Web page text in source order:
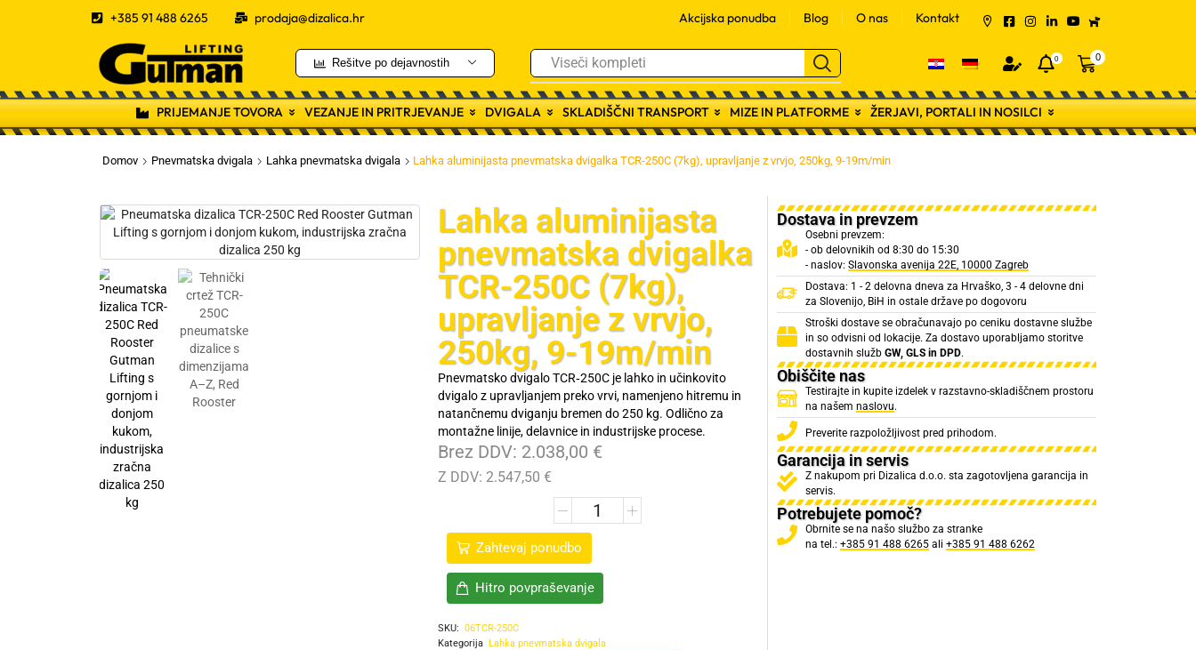
+385 91 488 6265 prodaja@dizalica.hr Akcijska ponudba Blog O nas Kontakt
Rešitve po dejavnostih Viseči kompleti 0 0
PRIJEMANJE TOVORA VEZANJE IN PRITRJEVANJE DVIGALA SKLADIŠČNI TRANSPORT MIZE IN PLATFORME ŽERJAVI, PORTALI IN NOSILCI
Domov Pnevmatska dvigala Lahka pnevmatska dvigala Lahka aluminijasta pnevmatska dvigalka TCR-250C (7kg), upravljanje z vrvjo, 250kg, 9-19m/min
Lahka aluminijasta
pnevmatska dvigalka
TCR-250C (7kg),
upravljanje z vrvjo,
250kg, 9-19m/min
Pnevmatsko dvigalo TCR‑250C je lahko in učinkovito
dvigalo z upravljanjem preko vrvi, namenjeno hitremu in
natančnemu dviganju bremen do 250 kg. Odlično za
montažne linije, delavnice in industrijske procese.
Brez DDV: 2.038,00 €
Z DDV: 2.547,50 €
Zahtevaj ponudbo
Hitro povpraševanje
SKU: 06TCR-250C
Kategorija Lahka pnevmatska dvigala
Dostava in prevzem
Osebni prevzem:
- ob delovnikih od 8:30 do 15:30
- naslov: Slavonska avenija 22E, 10000 Zagreb
Dostava: 1 - 2 delovna dneva za Hrvaško, 3 - 4 delovne dni
za Slovenijo, BiH in ostale države po dogovoru
Stroški dostave se obračunavajo po ceniku dostavne službe
in so odvisni od lokacije. Za dostavo uporabljamo storitve
dostavnih služb GW, GLS in DPD.
Obiščite nas
Testirajte in kupite izdelek v razstavno-skladiščnem prostoru
na našem naslovu.
Preverite razpoložljivost pred prihodom.
Garancija in servis
Z nakupom pri Dizalica d.o.o. sta zagotovljena garancija in
servis.
Potrebujete pomoč?
Obrnite se na našo službo za stranke
na tel.: +385 91 488 6265ali +385 91 488 6262